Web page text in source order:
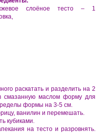
слоёное тесто – 1
раскатать и разделить на 2
смазанную маслом форму для
формы на 3-5 см.
ванилин и перемешать.
кубиками.
на тесто и разровнять.